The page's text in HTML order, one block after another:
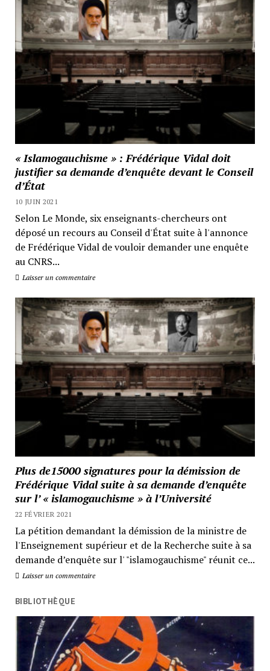
« Islamogauchisme » : Frédérique Vidal doit
justifier sa demande d’enquête devant le Conseil
d’État
10 JUIN 2021
Selon Le Monde, six enseignants-chercheurs ont
déposé un recours au Conseil d'État suite à l'annonce
de Frédérique Vidal de vouloir demander une enquête
au CNRS...
Laisser un commentaire
Plus de15000 signatures pour la démission de
Frédérique Vidal suite à sa demande d’enquête
sur l’ « islamogauchisme » à l’Université
22 FÉVRIER 2021
La pétition demandant la démission de la ministre de
l'Enseignement supérieur et de la Recherche suite à sa
demande d’enquête sur l' "islamogauchisme" réunit ce...
Laisser un commentaire
BIBLIOTHÈQUE